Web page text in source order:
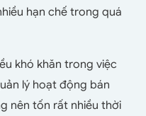
hạn chế trong quá
khó khăn trong việc
lý hoạt động bán
nên tốn rất nhiều thời